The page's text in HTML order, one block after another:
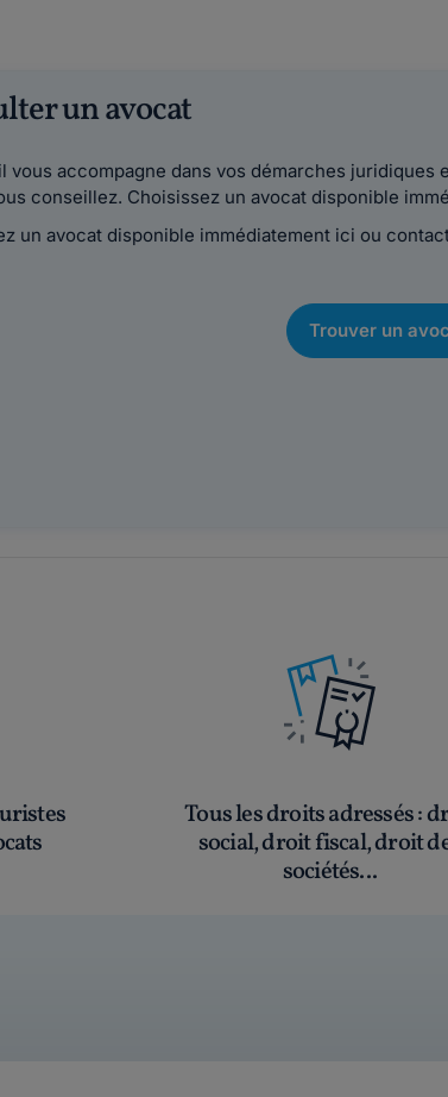
un avocat
vous accompagne dans vos démarches juridiques
conseillez. Choisissez un avocat disponible
un avocat disponible immédiatement ici ou
Trouver un
Tous les droits adressés:
social, droit fiscal, droit
sociétés...